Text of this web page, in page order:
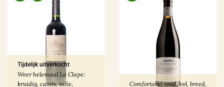
Tijdelijk uitverkocht
Weer helemaal La Clape:
kruidig, cassis, salie,
Comfortabel rond, vol, breed,